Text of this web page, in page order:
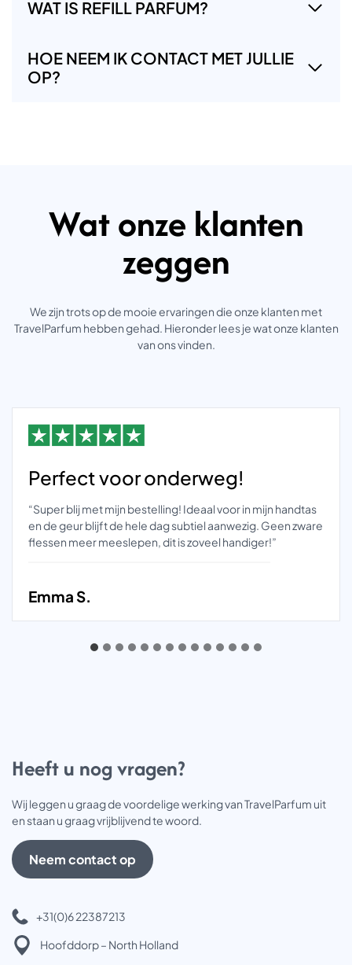
WAT IS REFILL PARFUM?
HOE NEEM IK CONTACT MET JULLIE
OP?
Wat onze klanten
zeggen
We zijn trots op de mooie ervaringen die onze klanten met
TravelParfum hebben gehad. Hieronder lees je wat onze klanten
van ons vinden.
Perfect voor onderweg!
“Super blij met mijn bestelling! Ideaal voor in mijn handtas
en de geur blijft de hele dag subtiel aanwezig. Geen zware
flessen meer meeslepen, dit is zoveel handiger!”
Emma S.
Heeft u nog vragen?
Wij leggen u graag de voordelige werking van TravelParfum uit
en staan u graag vrijblijvend te woord.
Neem contact op
+31(0)6 22387213
Hoofddorp – North Holland